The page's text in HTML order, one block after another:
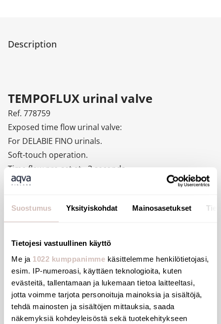
Suostumus Yksityiskohdat Mainosasetukset
Tietojesi vastuullinen käyttö
Me ja 1022 kumppanimme käsittelemme henkilötietojasi,
esim. IP-numeroasi, käyttäen teknologioita, kuten
evästeitä, tallentamaan ja lukemaan tietoa laitteeltasi,
jotta voimme tarjota personoituja mainoksia ja sisältöjä,
tehdä mainosten ja sisältöjen mittauksia, saada
näkemyksiä kohdeyleisöstä sekä tuotekehitykseen
Description
TEMPOFLUX urinal valve
Ref. 778759
Exposed time flow urinal valve:
For DELABIE FINO urinals.
Soft-touch operation.
Time flow pre-set at ~3 seconds.
Flow rate pre-set at 0.15 L/sec at 3 bar, can be adjusted
Innovative stopcock and flow rate adjustment system
integrated in the wall plate (patented).
Compatible with rain water.
acoustic level).
Chrome-plated solid brass body M½".
With chrome-plated neck tube.
Angled for recessed inlet.
Suitable for people with reduced mobility.